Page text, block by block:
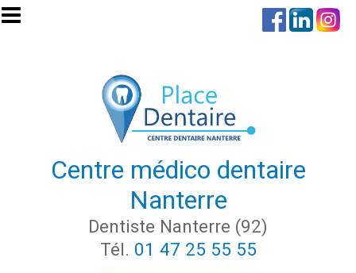
Aller au contenu principal
Centre médico dentaire
Nanterre
Dentiste Nanterre (92)
Tél. 01 47 25 55 55